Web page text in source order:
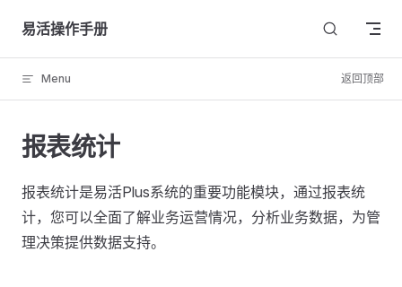
Skip to content
易活操作手册
Menu 返回顶部
报表统计
报表统计是易活Plus系统的重要功能模块，通过报表统
计，您可以全面了解业务运营情况，分析业务数据，为管
理决策提供数据支持。